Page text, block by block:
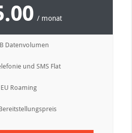
/ monat
Datenvolumen
und SMS Flat
EU Roaming